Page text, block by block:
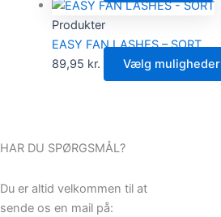
Produkter
EASY FAN LASHES – SORT
89,95 kr. Vælg muligheder
HAR DU SPØRGSMÅL?
Du er altid velkommen til at
sende os en mail på: